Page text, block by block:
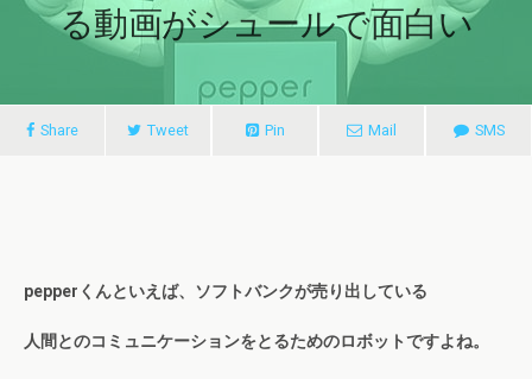
る動画がシュールで面白い
Share Tweet Pin Mail SMS
pepperくんといえば、ソフトバンクが売り出している
人間とのコミュニケーションをとるためのロボットですよね。